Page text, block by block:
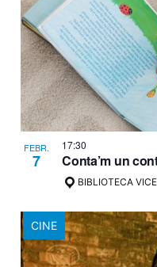
FEBR.
7
17:30
Conta’m un
BIBLIOTECA
CINE